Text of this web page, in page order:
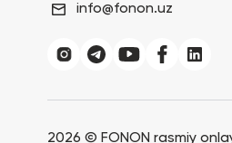
info@fonon.uz
2026 © FONON rasmiy